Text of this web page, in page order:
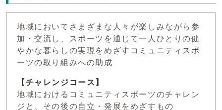
地域においてさまざまな人々が楽しみながら参
加・交流し、スポーツを通じて一人ひとりの健
やかな暮らしの実現をめざすコミュニティスポ
ーツの取り組みへの助成
【チャレンジコース】
地域におけるコミュニティスポーツのチャレン
ジと、その後の自立・発展をめざすもの